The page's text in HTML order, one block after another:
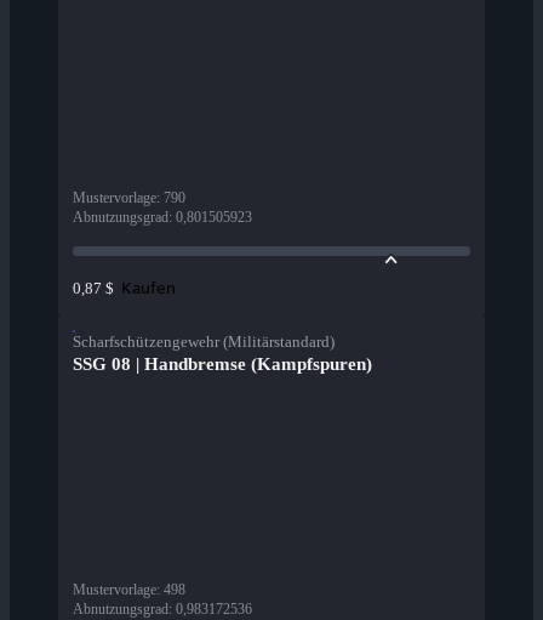
Mustervorlage: 790
Abnutzungsgrad: 0,801505923
0,87 $ Kaufen
Scharfschützengewehr (Militärstandard)
SSG 08 | Handbremse (Kampfspuren)
Mustervorlage: 498
Abnutzungsgrad: 0,983172536